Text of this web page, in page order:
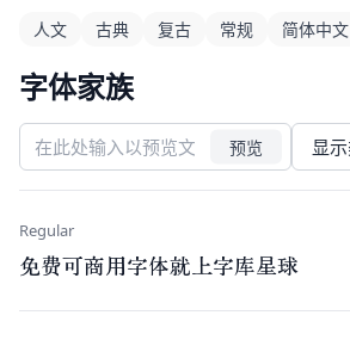
人文 古典 复古 常规 简体中文
字体家族
预览
Regular
免费可商用字体就上字库星球